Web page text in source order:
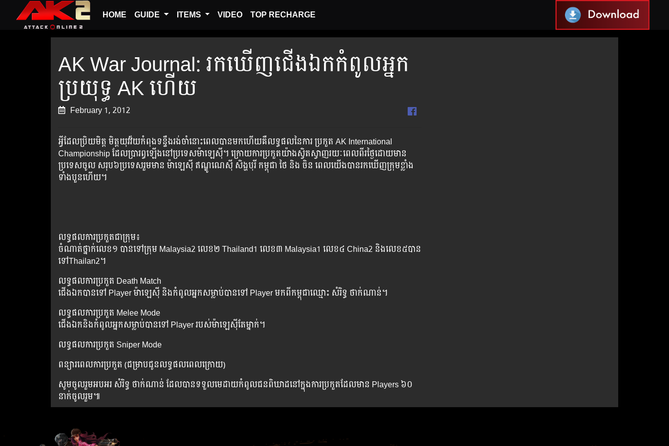
HOME GUIDE ITEMS VIDEO TOP RECHARGE
AK War Journal: រកឃើញ​ជើង​ឯក​កំពូល​អ្នក​
ប្រយុទ្ធ AK ហើយ
February 1, 2012
អ្វី​ដែល​ប្រិយមិត្ត​ មិត្ត​យុវវ័យ​កំពុង​ទន្ទឹង​រង់​ចាំ​នោះ​ពេល​បាន​មក​ហើយ​គឺ​លទ្ធផល​នៃ​ការ​ ប្រកួត​ AK International
Championship ដែល​ប្រារព្ធ​ឡើង​នៅ​ប្រទេស​ម៉ាឡេស៊ី។ ក្រោយ​ការ​ប្រកួត​យ៉ាង​ស្វិតស្វាញ​រយៈ​ពេល​ពីរ​ថ្ងៃ​ដោយ​មាន​
ប្រទេស​ចូល​ សរុប​៦​ប្រទេស​រួម​មាន ម៉ាឡេស៊ី ឥណ្ឌូណេស៊ី​ សិង្ហបុរី កម្ពុជា ថៃ និង ចិន ពេល​យើង​បាន​រក​ឃើញ​ក្រុម​ខ្លាំង​
ទាំង​បួន​ហើយ។
លទ្ធផល​ការ​ប្រកួត​ជា​ក្រុម៖
ចំណាត់​ថ្នាក់​លេខ​១ បាន​ទៅ​ក្រុម Malaysia2 លេខ​២​ Thailand1 ​លេខ​៣​ Malaysia1 លេខ​៤​ China2 និង​លេខ​៥​បាន​
ទៅ​Thailan2។
លទ្ធផល​ការ​ប្រកួត​ Death Match
ជើង​ឯក​បាន​ទៅ Player ម៉ាឡេស៊ី និង​កំពូល​អ្នក​សម្លាប់​បាន​ទៅ​ Player មក​ពី​កម្ពុជា​ឈ្មោះ សំរិទ្ធ ថាក់ណាន់។
លទ្ធផល​ការ​ប្រកួត Melee Mode
ជើង​ឯក​និង​កំពូល​អ្នក​សម្លាប់​បាន​ទៅ​ Player របស់​ម៉ាឡេស៊ី​តែ​ម្នាក់។
លទ្ធផល​ការ​ប្រកួត Sniper Mode
ពន្យារ​ពេល​ការ​ប្រកួត (ជម្រាប​ជូន​លទ្ធផល​ពេល​ក្រោយ)
សូម​ចូល​រួម​អបអរ​ សំរិទ្ធ ថាក់ណាន់ ដែល​បាន​ទទួល​មេដាយ​កំពូល​ជន​ពិឃាដ​នៅ​ក្នុង​ការ​ប្រកួត​ដែល​មាន​ Players ៦០​
នាក់​ចូល​រួម៕